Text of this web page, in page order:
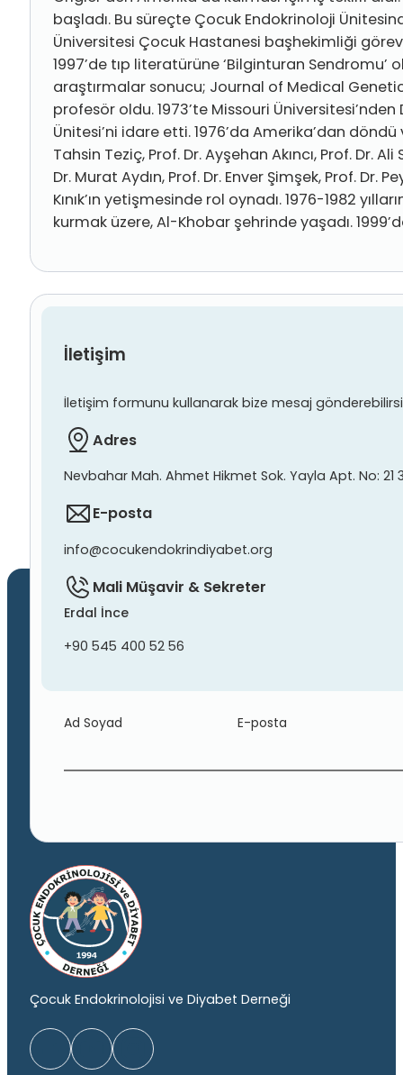
başladı. Bu süreçte Çocuk Endokrinoloji
Üniversitesi Çocuk Hastanesi başhekimliği
1997’de tıp literatürüne ‘Bilginturan Sendromu’
araştırmalar sonucu; Journal of Medical
profesör oldu. 1973’te Missouri
Ünitesi’ni idare etti. 1976’da Amerika’dan
Tahsin Teziç, Prof. Dr. Ayşehan Akıncı, Prof. Dr.
Dr. Murat Aydın, Prof. Dr. Enver Şimşek, Prof. Dr.
Kınık’ın yetişmesinde rol oynadı. 1976-1982
kurmak üzere, Al-Khobar şehrinde yaşadı.
İletişim
İletişim formunu kullanarak bize mesaj
Adres
Nevbahar Mah. Ahmet Hikmet Sok. Yayla Apt. No: 21
E-posta
info@cocukendokrindiyabet.org
Mali Müşavir & Sekreter
Erdal İnce
+90 545 400 52 56
Ad Soyad E-posta
Çocuk Endokrinolojisi ve Diyabet Derneği